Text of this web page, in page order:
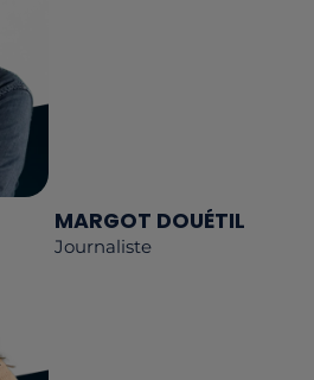
MARGOT DOUÉTIL
Journaliste